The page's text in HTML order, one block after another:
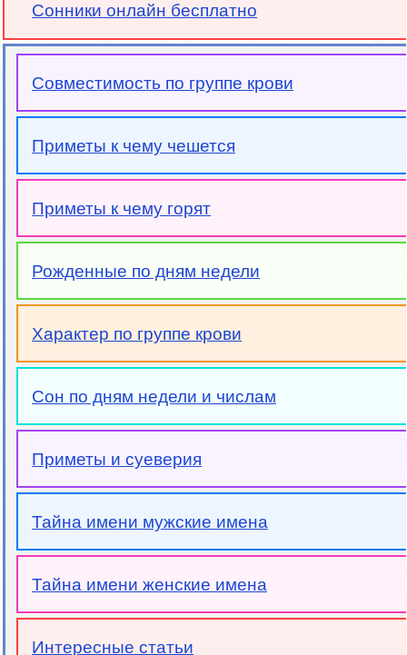
Сонники онлайн бесплатно
Совместимость по группе крови
Приметы к чему чешется
Приметы к чему горят
Рожденные по дням недели
Характер по группе крови
Сон по дням недели и числам
Приметы и суеверия
Тайна имени мужские имена
Тайна имени женские имена
Интересные статьи